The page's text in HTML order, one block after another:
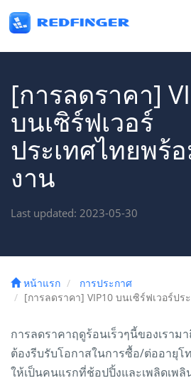
[การลดราคา]
บนเซิร์ฟเวอร์
ประเทศไทยพร้
งาน
Last updated: 2023-05-30
หน้าแรก
การประกาศ
[การลดราคา] VIP10 บนเซิร์ฟเวอร์ปร
การลดราคาฤดูร้อนเร็วๆนี้ของเราม
ต้องรีบรับโอกาสในการซื้อ/ต่ออายุ
ให้เป็นคนแรกที่ช้อปปิ้งและเพลิดเพ